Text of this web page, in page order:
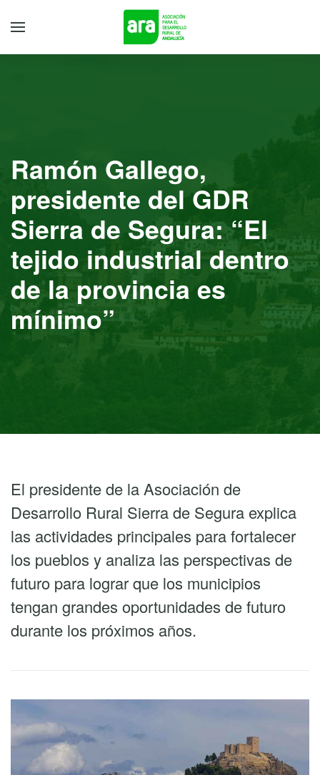
Ramón Gallego,
presidente del GDR
Sierra de Segura: “El
tejido industrial dentro
de la provincia es
mínimo”
El presidente de la Asociación de
Desarrollo Rural Sierra de Segura explica
las actividades principales para fortalecer
los pueblos y analiza las perspectivas de
futuro para lograr que los municipios
tengan grandes oportunidades de futuro
durante los próximos años.